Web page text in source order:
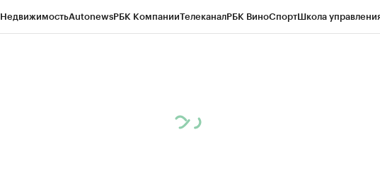
НедвижимостьAutonewsРБК КомпанииТелеканалРБК ВиноСпортШкола